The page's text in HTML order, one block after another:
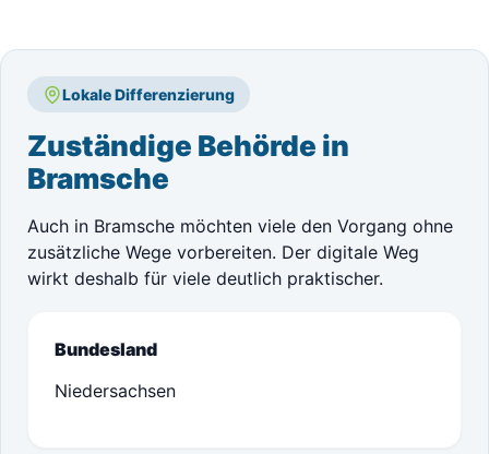
Lokale Differenzierung
Zuständige Behörde in
Bramsche
Auch in Bramsche möchten viele den Vorgang ohne
zusätzliche Wege vorbereiten. Der digitale Weg
wirkt deshalb für viele deutlich praktischer.
Bundesland
Niedersachsen